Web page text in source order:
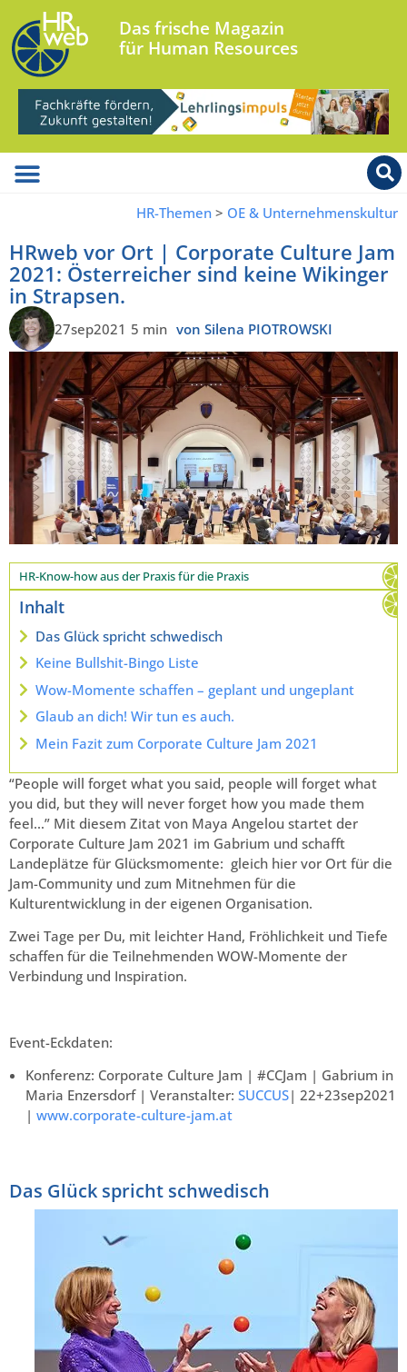
Das frische Magazin
für Human Resources
HR-Themen > OE & Unternehmenskultur
HRweb vor Ort | Corporate Culture Jam
2021: Österreicher sind keine Wikinger
in Strapsen.
27sep2021 5 min von Silena PIOTROWSKI
HR-Know-how aus der Praxis für die Praxis
Inhalt
Das Glück spricht schwedisch
Keine Bullshit-Bingo Liste
Wow-Momente schaffen – geplant und ungeplant
Glaub an dich! Wir tun es auch.
Mein Fazit zum Corporate Culture Jam 2021
“People will forget what you said, people will forget what
you did, but they will never forget how you made them
feel…” Mit diesem Zitat von Maya Angelou startet der
Corporate Culture Jam 2021 im Gabrium und schafft
Landeplätze für Glücksmomente: gleich hier vor Ort für die
Jam-Community und zum Mitnehmen für die
Kulturentwicklung in der eigenen Organisation.
Zwei Tage per Du, mit leichter Hand, Fröhlichkeit und Tiefe
schaffen für die Teilnehmenden WOW-Momente der
Verbindung und Inspiration.
Event-Eckdaten:
Konferenz: Corporate Culture Jam | #CCJam | Gabrium in
Maria Enzersdorf | Veranstalter: SUCCUS| 22+23sep2021
| www.corporate-culture-jam.at
Das Glück spricht schwedisch